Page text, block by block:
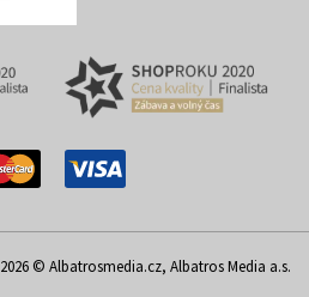
2026 © Albatrosmedia.cz, Albatros Media a.s.